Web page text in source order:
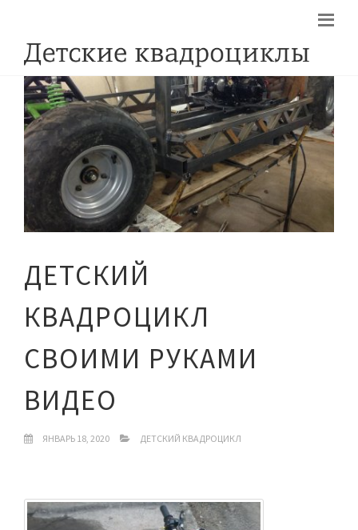
ДЕТСКИЙ
КВАДРОЦИКЛ
СВОИМИ РУКАМИ
ВИДЕО
ЯНВАРЬ 18, 2020 ДЕТСКИЙ КВАДРОЦИКЛ